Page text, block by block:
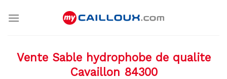
Vente Sable hydrophobe de qualite
Cavaillon 84300